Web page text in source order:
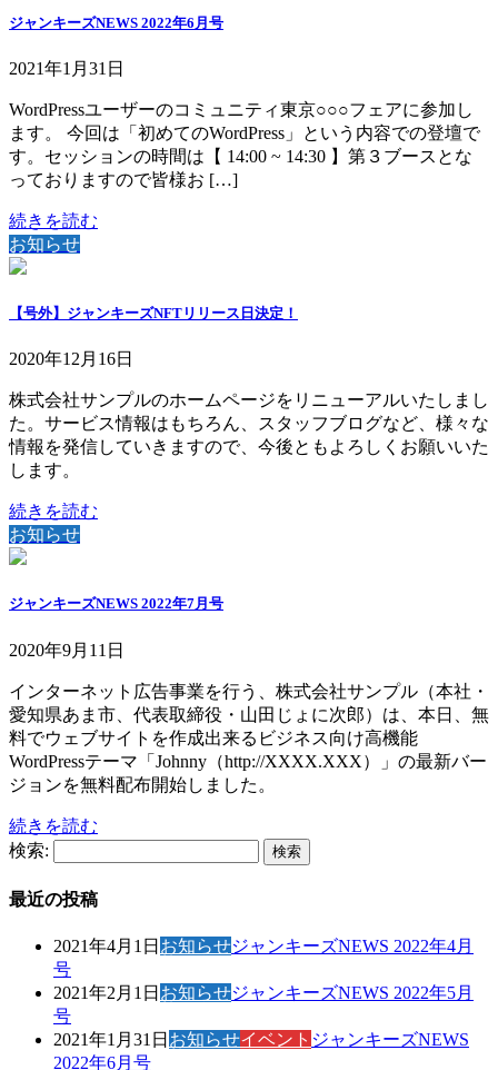
ジャンキーズNEWS 2022年6月号
2021年1月31日
WordPressユーザーのコミュニティ東京○○○フェアに参加し
ます。 今回は「初めてのWordPress」という内容での登壇で
す。セッションの時間は【 14:00 ~ 14:30 】第３ブースとな
っておりますので皆様お […]
続きを読む
お知らせ
【号外】ジャンキーズNFTリリース日決定！
2020年12月16日
株式会社サンプルのホームページをリニューアルいたしまし
た。サービス情報はもちろん、スタッフブログなど、様々な
情報を発信していきますので、今後ともよろしくお願いいた
します。
続きを読む
お知らせ
ジャンキーズNEWS 2022年7月号
2020年9月11日
インターネット広告事業を行う、株式会社サンプル（本社・
愛知県あま市、代表取締役・山田じょに次郎）は、本日、無
料でウェブサイトを作成出来るビジネス向け高機能
WordPressテーマ「Johnny（http://XXXX.XXX）」の最新バー
ジョンを無料配布開始しました。
続きを読む
検索:
最近の投稿
2021年4月1日 お知らせジャンキーズNEWS 2022年4月
号
2021年2月1日 お知らせジャンキーズNEWS 2022年5月
号
2021年1月31日 お知らせイベント ジャンキーズNEWS
2022年6月号